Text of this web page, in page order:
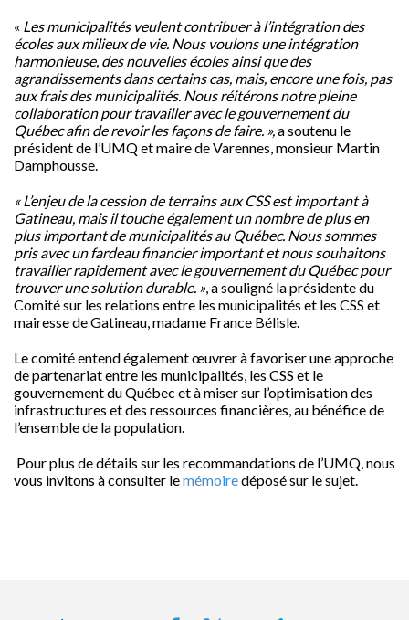
« Les municipalités veulent contribuer à l’intégration des
écoles aux milieux de vie. Nous voulons une intégration
harmonieuse, des nouvelles écoles ainsi que des
agrandissements dans certains cas, mais, encore une fois, pas
aux frais des municipalités. Nous réitérons notre pleine
collaborationpour travailler avec le gouvernement du
Québec afin de revoir les façons de faire. »,a soutenu le
président de l’UMQ et maire de Varennes, monsieur Martin
Damphousse.
« L’enjeu de la cession de terrains aux CSS est important à
Gatineau, mais il touche également un nombre de plus en
plus important de municipalités au Québec. Nous sommes
pris avec un fardeau financier important et nous souhaitons
travailler rapidement avec le gouvernement du Québec pour
trouver une solution durable. », a souligné la présidente du
Comité sur les relations entre les municipalités et les CSS et
mairesse de Gatineau, madame France Bélisle.
Le comité entend également œuvrer à favoriser une approche
de partenariat entre les municipalités, les CSS et le
gouvernement du Québec et à miser sur l’optimisation des
infrastructures et des ressources financières, au bénéfice de
l’ensemble de la population.
Pour plus de détails sur les recommandations de l’UMQ, nous
vous invitons à consulter lemémoiredéposé sur le sujet.